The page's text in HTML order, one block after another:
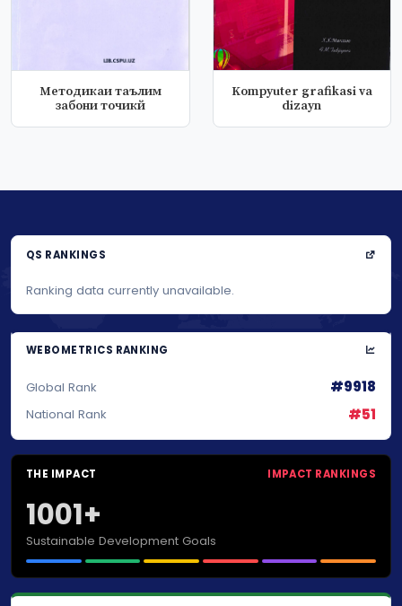
Методикаи таълим
забони точикй
Kompyuter grafikasi va
dizayn
QS RANKINGS
Ranking data currently unavailable.
WEBOMETRICS RANKING
Global Rank #9918
National Rank #51
THE IMPACT IMPACT RANKINGS
1001+
Sustainable Development Goals